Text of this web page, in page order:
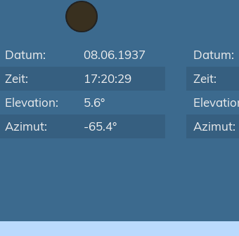
Datum:
08.06.1937
Zeit:
17:20:29
Elevation:
5.6°
Azimut:
-65.4°
Datum:
Zeit:
Azimut: